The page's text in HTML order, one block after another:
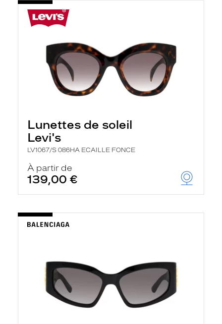
Lunettes de soleil
Levi's
LV1067/S 086HA ECAILLE FONCE
À partir de
139,00 €